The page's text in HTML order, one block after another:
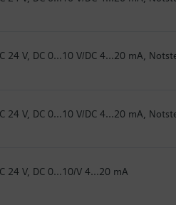
24 V, DC 0...10 V/DC 4...20 mA,
V, DC 0...10 V/DC 4...20 mA,
24 V, DC 0...10/V 4...20 mA